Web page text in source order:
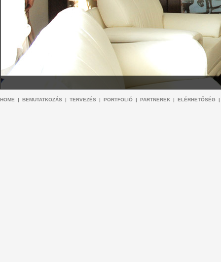
HOME | BEMUTATKOZÁS | TERVEZÉS | PORTFOLIÓ | PARTNEREK | ELÉRHETÕSÉG